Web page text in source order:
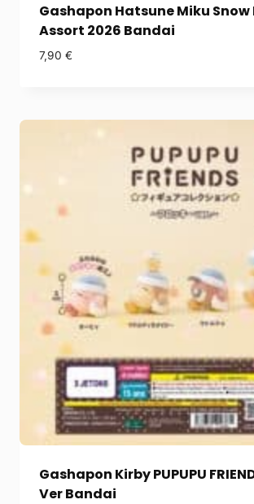
Gashapon Hatsune Miku Snow
Assort 2026 Bandai
7,90 €
Gashapon Kirby PUPUPU
Ver Bandai